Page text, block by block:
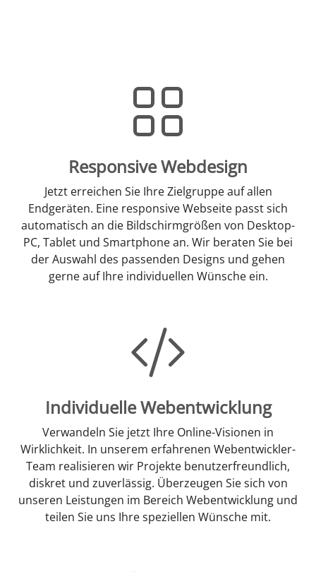
Responsive Webdesign
Jetzt erreichen Sie Ihre Zielgruppe auf allen
Endgeräten. Eine responsive Webseite passt sich
automatisch an die Bildschirmgrößen von Desktop-
PC, Tablet und Smartphone an. Wir beraten Sie bei
der Auswahl des passenden Designs und gehen
gerne auf Ihre individuellen Wünsche ein.
Individuelle Webentwicklung
Verwandeln Sie jetzt Ihre Online-Visionen in
Wirklichkeit. In unserem erfahrenen Webentwickler-
Team realisieren wir Projekte benutzerfreundlich,
diskret und zuverlässig. Überzeugen Sie sich von
unseren Leistungen im Bereich Webentwicklung und
teilen Sie uns Ihre speziellen Wünsche mit.